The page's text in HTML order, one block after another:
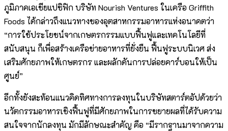
ภูมิภาคเอเชียแปซิฟิก บริษัท Nourish Ventures ในเครือ Griffith
Foods ได้กล่าวถึงแนวทางของอุตสาหกรรมอาหารแห่งอนาคตว่า
“การใช้ประโยชน์จากเกษตรกรรมแบบฟื้นฟูและเทคโนโลยีที่
สนับสนุน ก็เพื่อสร้างเครือข่ายอาหารที่ยั่งยืน ฟื้นฟูระบบนิเวศ ส่ง
เสริมศักยภาพให้เกษตรกร และผลักดันการปล่อยคาร์บอนให้เป็น
ศูนย์”
อีกทั้งยังสะท้อนแนวคิดทิศทางการลงทุนในบริษัทสตาร์ตอัปด้วยว่า
นวัตกรรมอาหารเชิงฟื้นฟูที่มีศักยภาพในการขยายผลที่ได้รับความ
สนใจจากนักลงทุน มักมีลักษณะสำคัญ คือ “มีรากฐานมาจากความ